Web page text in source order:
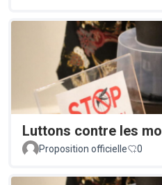
Luttons contre les
Proposition officielle
0